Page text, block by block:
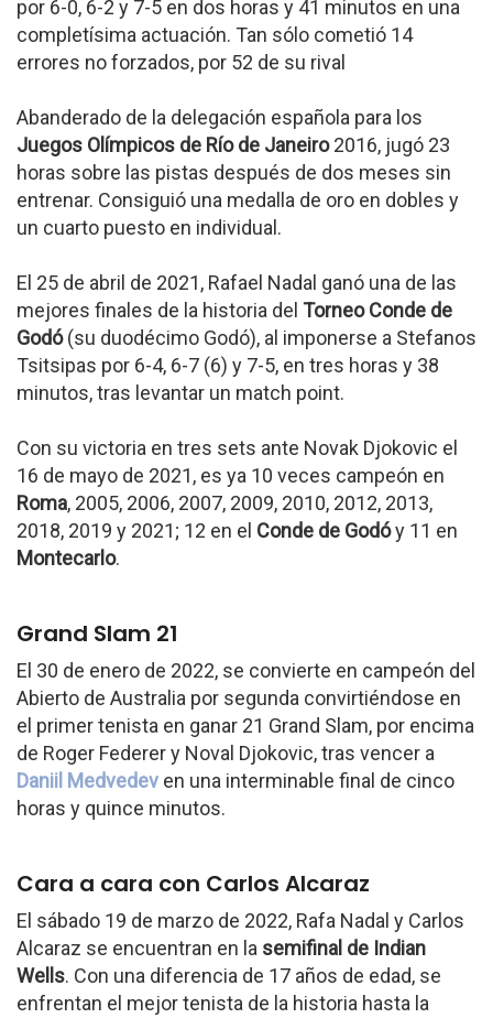
por 6-0, 6-2 y 7-5 en dos horas y 41 minutos en una
completísima actuación. Tan sólo cometió 14
errores no forzados, por 52 de su rival
Abanderado de la delegación española para los
Juegos Olímpicos de Río de Janeiro2016, jugó 23
horas sobre las pistas después de dos meses sin
entrenar. Consiguió una medalla de oro en dobles y
un cuarto puesto en individual.
El 25 de abril de 2021, Rafael Nadal ganó una de las
mejores finales de la historia del Torneo Conde de
Godó(su duodécimo Godó), al imponerse a Stefanos
Tsitsipas por 6-4, 6-7 (6) y 7-5, en tres horas y 38
minutos, tras levantar un match point.
Con su victoria en tres sets ante Novak Djokovic el
16 de mayo de 2021, es ya 10 veces campeón en
Roma, 2005, 2006, 2007, 2009, 2010, 2012, 2013,
2018, 2019 y 2021; 12 en el Conde de Godóy 11 en
Montecarlo.
Grand Slam 21
El 30 de enero de 2022, se convierte en campeón del
Abierto de Australia por segunda convirtiéndose en
el primer tenista en ganar 21 Grand Slam, por encima
de Roger Federer y Noval Djokovic, tras vencer a
Daniil Medvedev en una interminable final de cinco
horas y quince minutos.
Cara a cara con Carlos Alcaraz
El sábado 19 de marzo de 2022, Rafa Nadal y Carlos
Alcaraz se encuentran en la semifinal de Indian
Wells. Con una diferencia de 17 años de edad, se
enfrentan el mejor tenista de la historia hasta la